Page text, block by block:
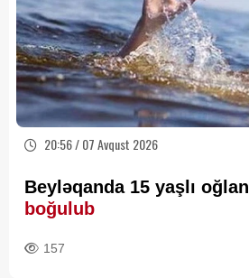
20:56 / 07 Avqust 2026
Beyləqanda 15 yaşlı oğlan
boğulub
157